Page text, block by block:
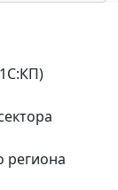
региона